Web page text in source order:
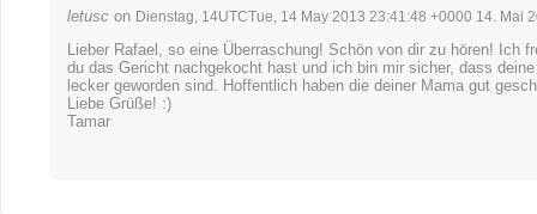
letusc on Dienstag, 14UTCTue, 14 May 2013 23:41:48 +0000 14. Mai
Lieber Rafael, so eine Überraschung! Schön von dir zu hören! Ich
du das Gericht nachgekocht hast und ich bin mir sicher, dass
lecker geworden sind. Hoffentlich haben die deiner Mama gut
Liebe Grüße! :)
Tamar